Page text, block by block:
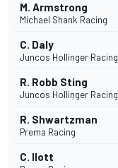
M. Armstrong
Michael Shank Racing
C. Daly
Juncos Hollinger Racing
R. Robb Sting
Juncos Hollinger Racing
R. Shwartzman
Prema Racing
C. Ilott